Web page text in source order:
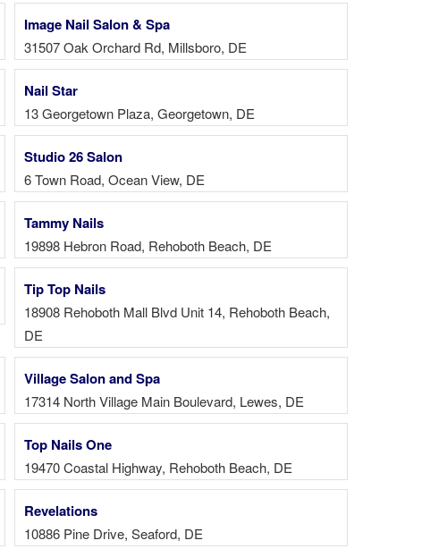
Image Nail Salon & Spa
31507 Oak Orchard Rd, Millsboro, DE
Nail Star
13 Georgetown Plaza, Georgetown, DE
Studio 26 Salon
6 Town Road, Ocean View, DE
Tammy Nails
19898 Hebron Road, Rehoboth Beach, DE
Tip Top Nails
18908 Rehoboth Mall Blvd Unit 14, Rehoboth Beach,
DE
Village Salon and Spa
17314 North Village Main Boulevard, Lewes, DE
Top Nails One
19470 Coastal Highway, Rehoboth Beach, DE
Revelations
10886 Pine Drive, Seaford, DE